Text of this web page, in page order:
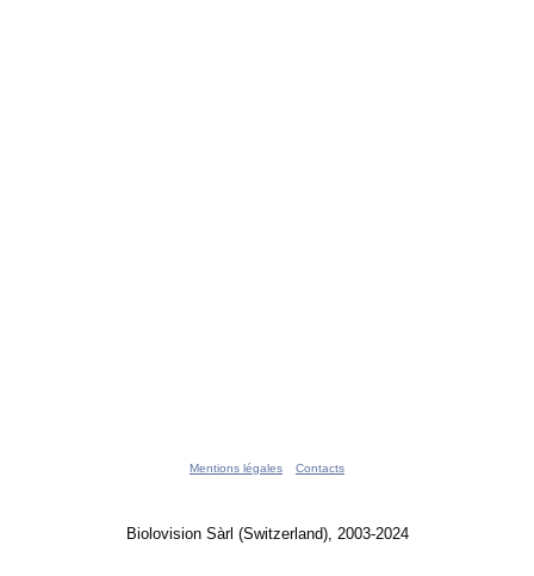
Mentions légales Contacts
Biolovision Sàrl (Switzerland), 2003-2024